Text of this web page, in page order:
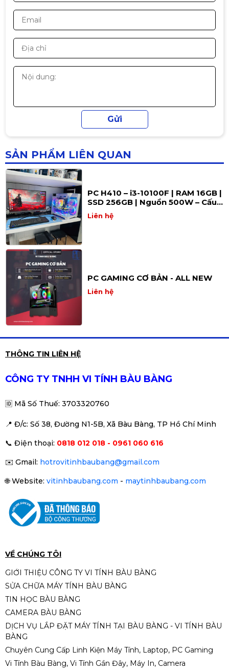
SẢN PHẨM LIÊN QUAN
PC B760 – Intel Core i5-12400F |
RAM 16GB | SSD 512GB | Nguồn
làm việc, đồ họa và gaming
PC H510 – i5-11400F | RAM 16GB |
SSD 256GB | Nguồn 500W – Sức
mạnh tối ưu cho làm việc &
gaming
Liên hệ
PC H410 – i3-10100F | RAM 16GB |
SSD 256GB | Nguồn 500W – Cấu
hình tối ưu cho làm việc & giải trí
Liên hệ
PC GAMING CƠ BẢN - ALL NEW
Liên hệ
Liên hệ
9400 \ GTX 1060\ MSI Z390 \
PC / i3-9100f/ Main H310/ Ram16/
SSD256G/ Card 1050/ Nguồn
THÔNG TIN LIÊN HỆ
CÔNG TY TNHH VI TÍNH BÀU BÀNG
🆔 Mã Số Thuế: 3703320760
📍 Đ/c: Số 38, Đường N1-5B, Xã Bàu Bàng, TP Hồ Chí Minh
📞 Điện thoại: 0818 012 018 - 0961 060 616
✉️ Gmail: hotrovitinhbaubang@gmail.com
🌐Website: vitinhbaubang.com - maytinhbaubang.com
VỀ CHÚNG TÔI
GIỚI THIỆU CÔNG TY VI TÍNH BÀU BÀNG
SỬA CHỮA MÁY TÍNH BÀU BÀNG
TIN HỌC BÀU BÀNG
CAMERA BÀU BÀNG
DỊCH VỤ LẮP ĐẶT MÁY TÍNH TẠI BÀU BÀNG - VI TÍNH BÀU
BÀNG
Chuyên Cung Cấp Linh Kiện Máy Tính, Laptop, PC Gaming
Vi Tính Bàu Bàng, Vi Tính Gần Đây, Máy In, Camera